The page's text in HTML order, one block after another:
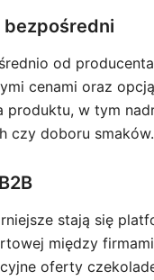
od
cenami oraz
produktu, w tym
czy doboru smaków.
stają się
między
oferty